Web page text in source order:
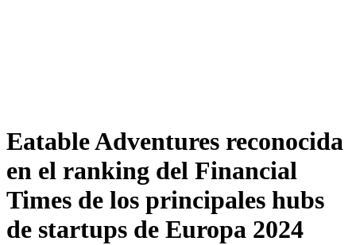
Eatable Adventures reconocida
en el ranking del Financial
Times de los principales hubs
de startups de Europa 2024